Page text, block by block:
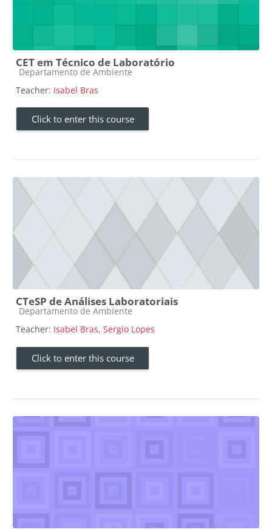
CET em Técnico de Laboratório
Course category
Departamento de Ambiente
Teacher: Isabel Bras
Click to enter this course
CTeSP de Análises Laboratoriais
Course category
Departamento de Ambiente
Teacher: Isabel Bras, Sergio Lopes
Click to enter this course